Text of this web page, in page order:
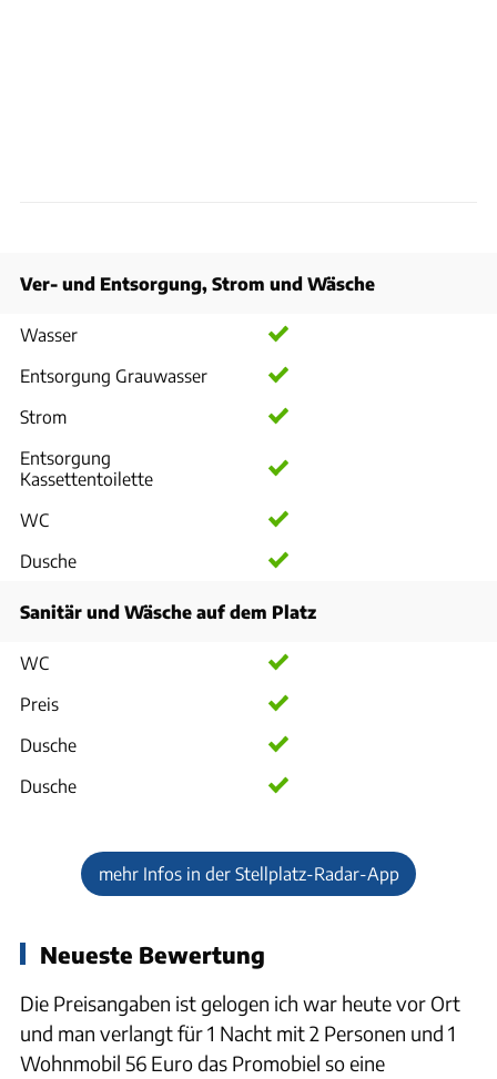
Ver- und Entsorgung, Strom und Wäsche
Wasser
Entsorgung Grauwasser
Strom
Entsorgung
Kassettentoilette
WC
Dusche
Sanitär und Wäsche auf dem Platz
WC
Preis
Dusche
Dusche
mehr Infos in der Stellplatz-Radar-App
Neueste Bewertung
Die Preisangaben ist gelogen ich war heute vor Ort
und man verlangt für 1 Nacht mit 2 Personen und 1
Wohnmobil 56 Euro das Promobiel so eine